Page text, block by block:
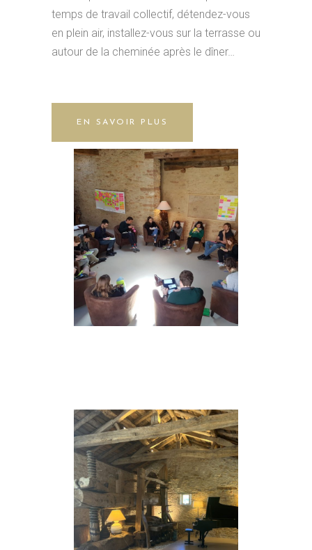
temps de travail collectif, détendez-vous
en plein air, installez-vous sur la terrasse ou
autour de la cheminée après le dîner…
EN SAVOIR PLUS